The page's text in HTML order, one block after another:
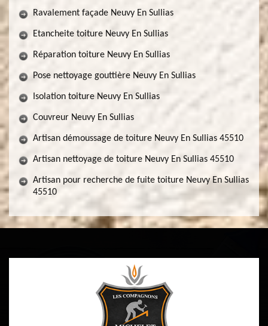
Ravalement façade Neuvy En Sullias
Etancheite toiture Neuvy En Sullias
Réparation toiture Neuvy En Sullias
Pose nettoyage gouttière Neuvy En Sullias
Isolation toiture Neuvy En Sullias
Couvreur Neuvy En Sullias
Artisan démoussage de toiture Neuvy En Sullias 45510
Artisan nettoyage de toiture Neuvy En Sullias 45510
Artisan pour recherche de fuite toiture Neuvy En Sullias
45510